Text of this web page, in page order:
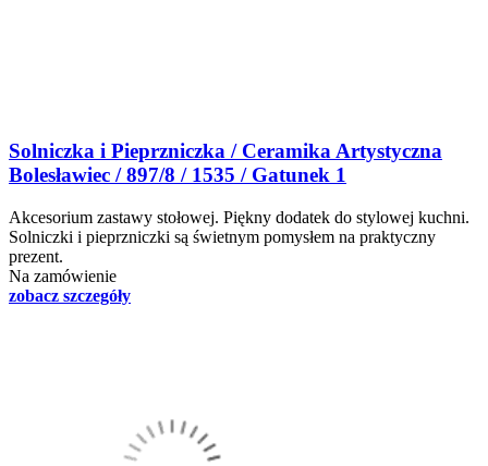
Solniczka i Pieprzniczka / Ceramika Artystyczna
Bolesławiec / 897/8 / 1535 / Gatunek 1
Akcesorium zastawy stołowej. Piękny dodatek do stylowej kuchni.
Solniczki i pieprzniczki są świetnym pomysłem na praktyczny
prezent.
Na zamówienie
zobacz szczegóły